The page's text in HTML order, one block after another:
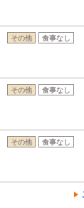
その他 食事なし
その他 食事なし
その他 食事なし